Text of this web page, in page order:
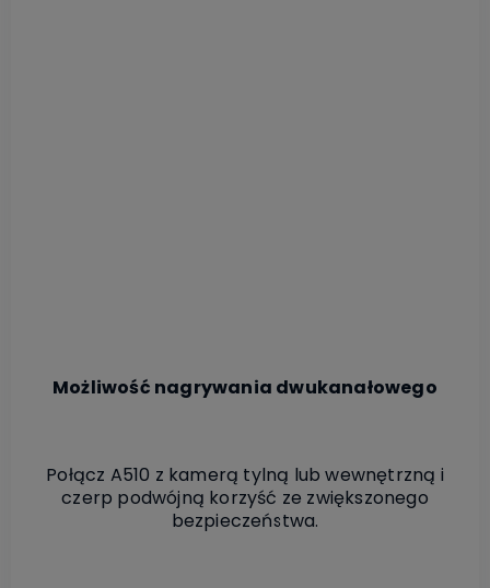
Możliwość nagrywania dwukanałowego
Połącz A510 z kamerą tylną lub wewnętrzną i
czerp podwójną korzyść ze zwiększonego
bezpieczeństwa.